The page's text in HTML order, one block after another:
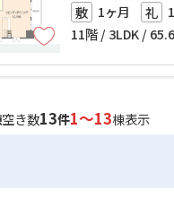
敷 1ヶ月 礼
11階 / 3LDK /
空き数13件1～13棟表示